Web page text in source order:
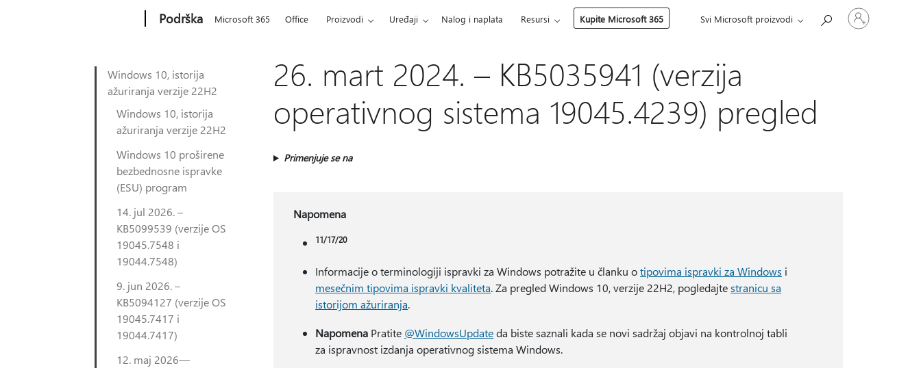
Podrška Microsoft 365 Office Proizvodi Uređaji Nalog i naplata Resursi Kupite Microsoft 365 Svi Microsoft proizvodi
Prijavite
se
Windows 10, istorija
ažuriranja verzije 22H2
Windows 10, istorija
ažuriranja verzije 22H2
Windows 10 proširene
bezbednosne ispravke
(ESU) program
14. jul 2026. –
KB5099539 (verzije OS
19045.7548 i
19044.7548)
9. jun 2026. –
KB5094127 (verzije OS
19045.7417 i
19044.7417)
12. maj 2026—
26. mart 2024. – KB5035941 (verzija
operativnog sistema 19045.4239) pregled
Primenjuje se na
Napomena
11/17/20
Informacije o terminologiji ispravki za Windows potražite u članku otipovima ispravki za Windows i
mesečnim tipovima ispravki kvaliteta. Za pregled Windows 10, verzije 22H2, pogledajtestranicu sa
istorijom ažuriranja.
Napomena Pratite @WindowsUpdateda biste saznali kada se novi sadržaj objavi na kontrolnoj tabli
za ispravnost izdanja operativnog sistema Windows.